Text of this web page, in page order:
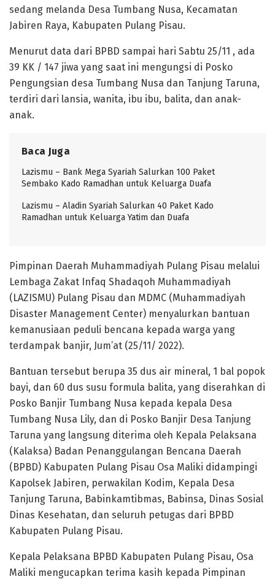
sedang melanda Desa Tumbang Nusa, Kecamatan
Jabiren Raya, Kabupaten Pulang Pisau.
Menurut data dari BPBD sampai hari Sabtu 25/11 , ada
39 KK / 147 jiwa yang saat ini mengungsi di Posko
Pengungsian desa Tumbang Nusa dan Tanjung Taruna,
terdiri dari lansia, wanita, ibu ibu, balita, dan anak-
anak.
Baca Juga
Lazismu – Bank Mega Syariah Salurkan 100 Paket
Sembako Kado Ramadhan untuk Keluarga Duafa
Lazismu – Aladin Syariah Salurkan 40 Paket Kado
Ramadhan untuk Keluarga Yatim dan Duafa
Pimpinan Daerah Muhammadiyah Pulang Pisau melalui
Lembaga Zakat Infaq Shadaqoh Muhammadiyah
(LAZISMU) Pulang Pisau dan MDMC (Muhammadiyah
Disaster Management Center) menyalurkan bantuan
kemanusiaan peduli bencana kepada warga yang
terdampak banjir, Jum’at (25/11/ 2022).
Bantuan tersebut berupa 35 dus air mineral, 1 bal popok
bayi, dan 60 dus susu formula balita, yang diserahkan di
Posko Banjir Tumbang Nusa kepada kepala Desa
Tumbang Nusa Lily, dan di Posko Banjir Desa Tanjung
Taruna yang langsung diterima oleh Kepala Pelaksana
(Kalaksa) Badan Penanggulangan Bencana Daerah
(BPBD) Kabupaten Pulang Pisau Osa Maliki didampingi
Kapolsek Jabiren, perwakilan Kodim, Kepala Desa
Tanjung Taruna, Babinkamtibmas, Babinsa, Dinas Sosial
Dinas Kesehatan, dan seluruh petugas dari BPBD
Kabupaten Pulang Pisau.
Kepala Pelaksana BPBD Kabupaten Pulang Pisau, Osa
Maliki mengucapkan terima kasih kepada Pimpinan